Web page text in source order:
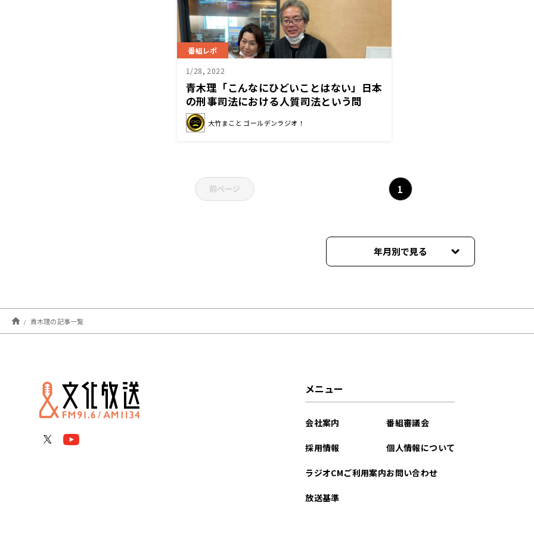
番組レポ
1/28, 2022
青木理「こんなにひどいことはない」日本
の刑事司法における人質司法という問
題〜1月28日「大竹まこと ゴールデンラ
ジオ」大竹まこと ゴールデンラジオ！
前ページ 1
年月別で見る
2026年04月
2026年03月
青木理の記事一覧
メニュー
会社案内
採用情報
ラジオCMご利用案内
放送基準
番組審議会
個人情報について
お問い合わせ